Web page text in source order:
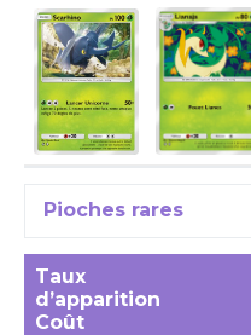
Pioches rares
Taux
d’apparition
Coût